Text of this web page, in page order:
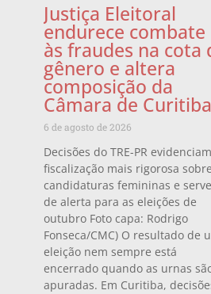
Justiça Eleitoral
endurece combate
às fraudes na cota
gênero e altera
composição da
Câmara de Curitiba
6 de agosto de 2026
Decisões do TRE-PR evidenciam
fiscalização mais rigorosa sobre
candidaturas femininas e
de alerta para as eleições de
outubro Foto capa: Rodrigo
Fonseca/CMC) O resultado de
eleição nem sempre está
encerrado quando as urnas
apuradas. Em Curitiba,